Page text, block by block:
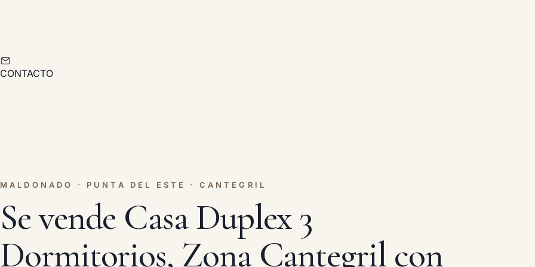
CONTACTO
MALDONADO · PUNTA DEL ESTE · CANTEGRIL
Se vende Casa Duplex 3
Dormitorios, Zona Cantegril con